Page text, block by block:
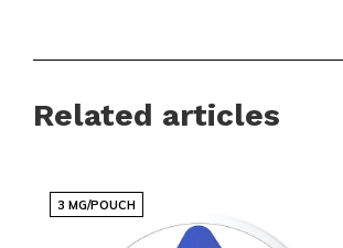
Related articles
3 MG/POUCH